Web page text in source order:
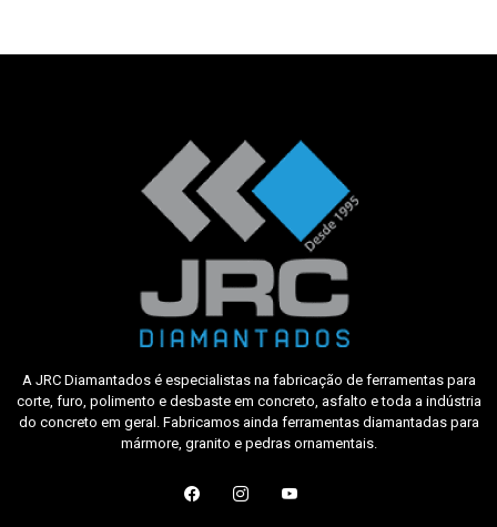
A JRC Diamantados é especialistas na fabricação de ferramentas para
corte, furo, polimento e desbaste em concreto, asfalto e toda a indústria
do concreto em geral. Fabricamos ainda ferramentas diamantadas para
mármore, granito e pedras ornamentais.